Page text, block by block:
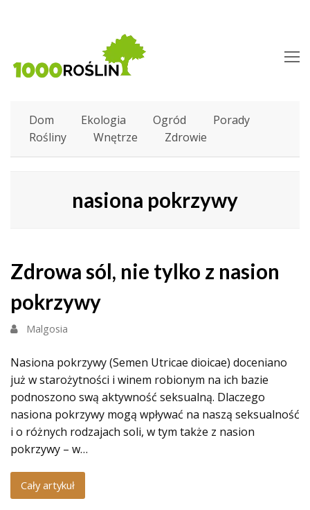
Dom Ekologia Ogród
Porady
Rośliny
Wnętrze Zdrowie
nasiona pokrzywy
Zdrowa sól, nie tylko z nasion
pokrzywy
Malgosia
Nasiona pokrzywy (Semen Utricae dioicae) doceniano
już w starożytności i winem robionym na ich bazie
podnoszono swą aktywność seksualną. Dlaczego
nasiona pokrzywy mogą wpływać na naszą seksualność
i o różnych rodzajach soli, w tym także z nasion
pokrzywy – w…
Cały artykuł